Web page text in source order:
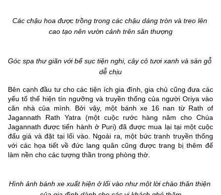
Các chậu hoa được trồng trong các chậu dáng tròn và treo lên
cao tạo nên vườn cảnh trên sân thượng
Góc spa thư giãn với bể sục tiện nghi, cây cỏ tươi xanh và sàn gỗ
dễ chịu
Bên cạnh đầu tư cho các tiện ích gia đình, gia chủ cũng đưa các
yếu tố thể hiện tín ngưỡng và truyền thống của người Oriya vào
căn nhà của mình. Bởi vậy, một bánh xe 16 nan từ Rath of
Jagannath Rath Yatra (một cuộc rước hàng năm cho Chúa
Jagannath được tiến hành ở Puri) đã được mua lại tại một cuộc
đấu giá và đặt tại lối vào. Ngoài ra, một bức tranh truyền thống
với các họa tiết về đức lang quân cũng được trang bị thêm để
làm nền cho các tượng thần trong phòng thờ.
Hình ảnh bánh xe xuất hiện ở lối vào như một lời chào thân thiện